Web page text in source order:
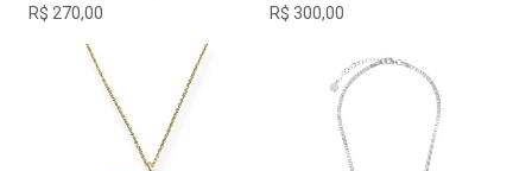
R$ 270,00
R$ 300,00